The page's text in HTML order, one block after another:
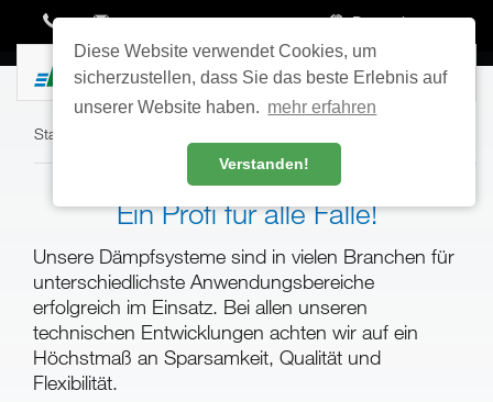
Diese Website verwendet Cookies, um
sicherzustellen, dass Sie das beste Erlebnis auf
unserer Website haben. mehr erfahren
Verstanden!
Deutsch
Toggle
Start
Ein Profi für alle Fälle!
Unsere Dämpfsysteme sind in vielen Branchen für
unterschiedlichste Anwendungsbereiche
erfolgreich im Einsatz. Bei allen unseren
technischen Entwicklungen achten wir auf ein
Höchstmaß an Sparsamkeit, Qualität und
Flexibilität.